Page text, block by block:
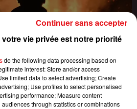
INTERPELLÉES DEPUIS DÉBUT
vie privée est notre priorité
do the following data processing based on
interest: Store and/or access
limited data to select advertising; Create
Use profiles to select personalised
performance; Measure content
through statistics or combinations
Continuer sans accepter